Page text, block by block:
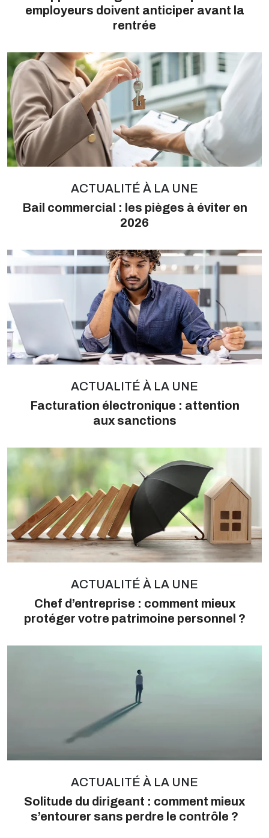
employeurs doivent anticiper avant la
rentrée
ACTUALITÉ À LA UNE
Bail commercial : les pièges à éviter en
2026
ACTUALITÉ À LA UNE
Facturation électronique : attention
aux sanctions
ACTUALITÉ À LA UNE
Chef d’entreprise : comment mieux
protéger votre patrimoine personnel ?
ACTUALITÉ À LA UNE
Solitude du dirigeant : comment mieux
s’entourer sans perdre le contrôle ?